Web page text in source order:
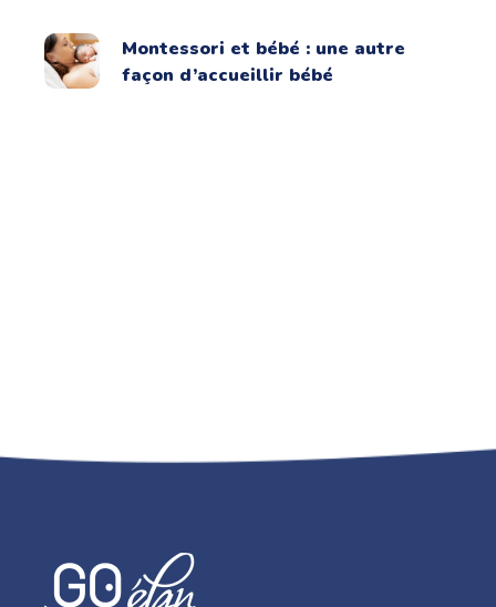
Montessori et bébé : une autre
façon d’accueillir bébé